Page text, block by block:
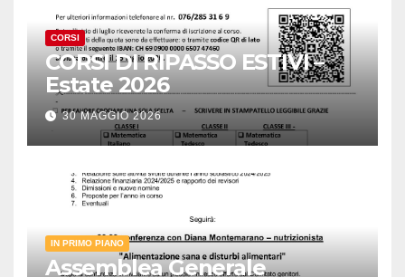
CORSI
CORSI DI RIPASSO ESTIVI –
Estate 2026
30 MAGGIO 2026
IN PRIMO PIANO
Assemblea Generale